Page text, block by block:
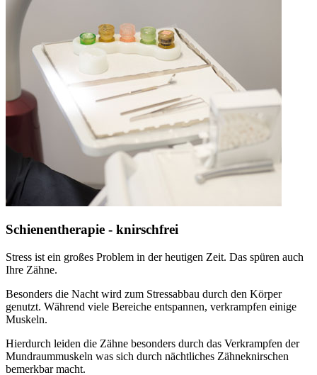
Schienentherapie - knirschfrei
Stress ist ein großes Problem in der heutigen Zeit. Das spüren auch
Ihre Zähne.
Besonders die Nacht wird zum Stressabbau durch den Körper
genutzt. Während viele Bereiche entspannen, verkrampfen einige
Muskeln.
Hierdurch leiden die Zähne besonders durch das Verkrampfen der
Mundraummuskeln was sich durch nächtliches Zähneknirschen
bemerkbar macht.